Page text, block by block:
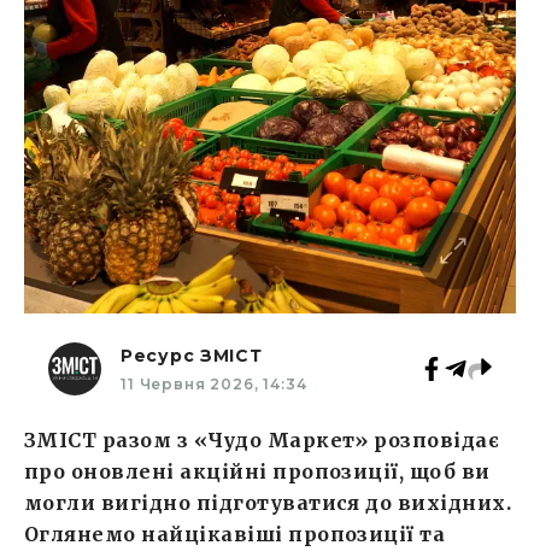
Ресурс ЗМІСТ
11 Червня 2026, 14:34
ЗМІСТ разом з «Чудо Маркет» розповідає
про оновлені акційні пропозиції, щоб ви
могли вигідно підготуватися до вихідних.
Оглянемо найцікавіші пропозиції та